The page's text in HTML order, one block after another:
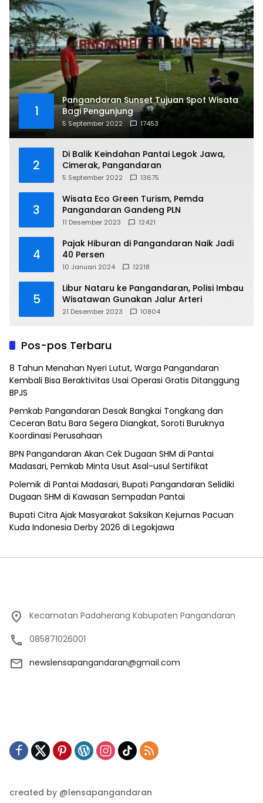
1
Pangandaran Sunset Tujuan Spot Wisata
Bagi Pengunjung
5 September 2022 17453
2
Di Balik Keindahan Pantai Legok Jawa,
Cimerak, Pangandaran
5 September 2022 13675
3
Wisata Eco Green Turism, Pemda
Pangandaran Gandeng PLN
11 Desember 2023 12421
4
Pajak Hiburan di Pangandaran Naik Jadi
40 Persen
10 Januari 2024 12218
5
Libur Nataru ke Pangandaran, Polisi Imbau
Wisatawan Gunakan Jalur Arteri
21 Desember 2023 10804
Pos-pos Terbaru
8 Tahun Menahan Nyeri Lutut, Warga Pangandaran
Kembali Bisa Beraktivitas Usai Operasi Gratis Ditanggung
BPJS
Pemkab Pangandaran Desak Bangkai Tongkang dan
Ceceran Batu Bara Segera Diangkat, Soroti Buruknya
Koordinasi Perusahaan
BPN Pangandaran Akan Cek Dugaan SHM di Pantai
Madasari, Pemkab Minta Usut Asal-usul Sertifikat
Polemik di Pantai Madasari, Bupati Pangandaran Selidiki
Dugaan SHM di Kawasan Sempadan Pantai
Bupati Citra Ajak Masyarakat Saksikan Kejurnas Pacuan
Kuda Indonesia Derby 2026 di Legokjawa
Kecamatan Padaherang Kabupaten Pangandaran
085871026001
newslensapangandaran@gmail.com
created by @lensapangandaran